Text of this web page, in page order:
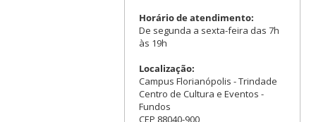
Horário de atendimento:
De segunda a sexta-feira das 7h
às 19h
Localização:
Campus Florianópolis - Trindade
Centro de Cultura e Eventos -
Fundos